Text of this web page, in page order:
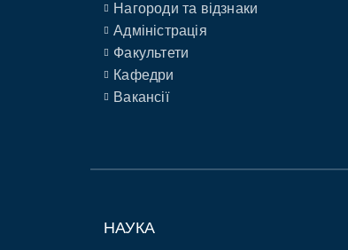
Нагороди та відзнаки
Адміністрація
Факультети
Кафедри
Вакансії
НАУКА